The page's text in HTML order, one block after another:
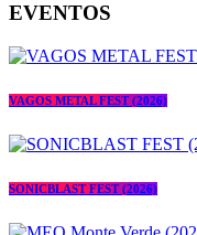
EVENTOS
VAGOS METAL FEST (2026)
SONICBLAST FEST (2026)